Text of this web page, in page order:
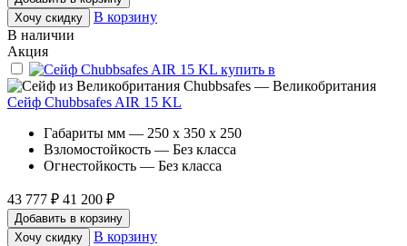
Хочу скидку
В корзину
В наличии
Акция
Chubbsafes — Великобритания
Сейф Chubbsafes AIR 15 KL
Габариты мм — 250 x 350 x 250
Взломостойкость — Без класса
Огнестойкость — Без класса
43 777 ₽ 41 200 ₽
Добавить в корзину
Хочу скидку
В корзину